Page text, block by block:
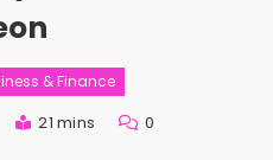
& Finance
21 mins 0